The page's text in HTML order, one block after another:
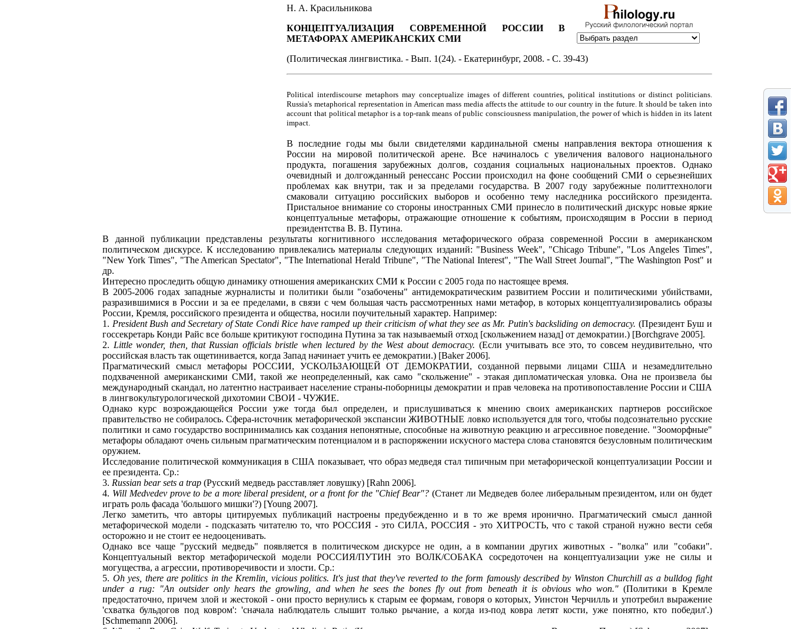
Н. А. Красильникова
КОНЦЕПТУАЛИЗАЦИЯ СОВРЕМЕННОЙ РОССИИ В
МЕТАФОРАХ АМЕРИКАНСКИХ СМИ
(Политическая лингвистика. - Вып. 1(24). - Екатеринбург, 2008. - С. 39-43)
Political interdiscourse metaphors may conceptualize images of different countries, political institutions or distinct politicians.
Russia's metaphorical representation in American mass media affects the attitude to our country in the future. It should be taken into
account that political metaphor is a top-rank means of public consciousness manipulation, the power of which is hidden in its latent
impact.
В последние годы мы были свидетелями кардинальной смены направления вектора отношения к
России на мировой политической арене. Все начиналось с увеличения валового национального
продукта, погашения зарубежных долгов, создания социальных национальных проектов. Однако
очевидный и долгожданный ренессанс России происходил на фоне сообщений СМИ о серьезнейших
проблемах как внутри, так и за пределами государства. В 2007 году зарубежные политтехнологи
смаковали ситуацию российских выборов и особенно тему наследника российского президента.
Пристальное внимание со стороны иностранных СМИ принесло в политический дискурс новые яркие
концептуальные метафоры, отражающие отношение к событиям, происходящим в России в период
президентства В. В. Путина.
В данной публикации представлены результаты когнитивного исследования метафорического образа современной России в американском
политическом дискурсе. К исследованию привлекались материалы следующих изданий: "Business Week", "Chicago Tribune", "Los Angeles Times",
"New York Times", "The American Spectator", "The International Herald Tribune", "The National Interest", "The Wall Street Journal", "The Washington Post" и
др.
Интересно проследить общую динамику отношения американских СМИ к России с 2005 года по настоящее время.
В 2005-2006 годах западные журналисты и политики были "озабочены" антидемократическим развитием России и политическими убийствами,
разразившимися в России и за ее пределами, в связи с чем большая часть рассмотренных нами метафор, в которых концептуализировались образы
России, Кремля, российского президента и общества, носили поучительный характер. Например:
1. President Bush and Secretary of State Condi Rice have ramped up their criticism of what they see as Mr. Putin's backsliding on democracy. (Президент Буш и
госсекретарь Конди Райс все больше критикуют господина Путина за так называемый отход [скольжением назад] от демократии.) [Borchgrave 2005].
2. Little wonder, then, that Russian officials bristle when lectured by the West about democracy. (Если учитывать все это, то совсем неудивительно, что
российская власть так ощетинивается, когда Запад начинает учить ее демократии.) [Baker 2006].
Прагматический смысл метафоры РОССИИ, УСКОЛЬЗАЮЩЕЙ ОТ ДЕМОКРАТИИ, созданной первыми лицами США и незамедлительно
подхваченной американскими СМИ, такой же неопределенный, как само "скольжение" - этакая дипломатическая уловка. Она не произвела бы
международный скандал, но латентно настраивает население страны-поборницы демократии и прав человека на противопоставление России и США
в лингвокультурологической дихотомии СВОИ - ЧУЖИЕ.
Однако курс возрождающейся России уже тогда был определен, и прислушиваться к мнению своих американских партнеров российское
правительство не собиралось. Сфера-источник метафорической экспансии ЖИВОТНЫЕ ловко используется для того, чтобы подсознательно русские
политики и само государство воспринимались как создания непонятные, способные на животную реакцию и агрессивное поведение. "Зооморфные"
метафоры обладают очень сильным прагматическим потенциалом и в распоряжении искусного мастера слова становятся безусловным политическим
оружием.
Исследование политической коммуникация в США показывает, что образ медведя стал типичным при метафорической концептуализации России и
ее президента. Ср.:
3. Russian bear sets a trap (Русский медведь расставляет ловушку) [Rahn 2006].
4. Will Medvedev prove to be a more liberal president, or a front for the "Chief Bear"? (Станет ли Медведев более либеральным президентом, или он будет
играть роль фасада 'большого мишки'?) [Young 2007].
Легко заметить, что авторы цитируемых публикаций настроены предубежденно и в то же время иронично. Прагматический смысл данной
метафорической модели - подсказать читателю то, что РОССИЯ - это СИЛА, РОССИЯ - это ХИТРОСТЬ, что с такой страной нужно вести себя
осторожно и не стоит ее недооценивать.
Однако все чаще "русский медведь" появляется в политическом дискурсе не один, а в компании других животных - "волка" или "собаки".
Концептуальный вектор метафорической модели РОССИЯ/ПУТИН это ВОЛК/СОБАКА сосредоточен на концептуализации уже не силы и
могущества, а агрессии, противоречивости и злости. Ср.:
5. Oh yes, there are politics in the Kremlin, vicious politics. It's just that they've reverted to the form famously described by Winston Churchill as a bulldog fight
under a rug: "An outsider only hears the growling, and when he sees the bones fly out from beneath it is obvious who won."(Политики в Кремле
предостаточно, причем злой и жестокой - они просто вернулись к старым ее формам, говоря о которых, Уинстон Черчилль и употребил выражение
'схватка бульдогов под ковром': 'сначала наблюдатель слышит только рычание, а когда из-под ковра летят кости, уже понятно, кто победил'.)
[Schmemann 2006].